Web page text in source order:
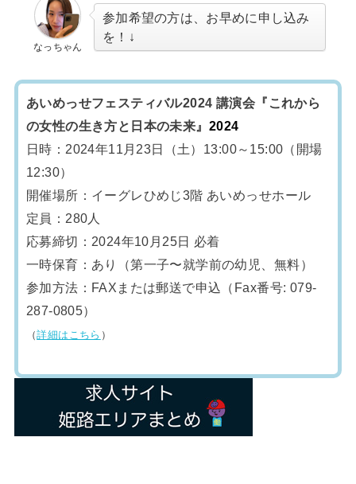
なっちゃん
参加希望の方は、お早めに申し込み
を！↓
あいめっせフェスティバル2024 講演会『これから
の女性の生き方と日本の未来』 2024
日時：2024年11月23日（土）13:00～15:00（開場
12:30）
開催場所：イーグレひめじ3階 あいめっせホール
定員：280人
応募締切：2024年10月25日 必着
一時保育：あり（第一子〜就学前の幼児、無料）
参加方法：FAXまたは郵送で申込（Fax番号: 079-
287-0805）
（詳細はこちら ）